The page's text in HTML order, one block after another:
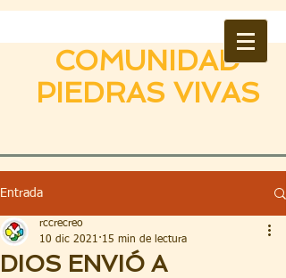
COMUNIDAD
PIEDRAS VIVAS
Entrada
DIOS ENVIÓ A
rccrecreo
10 dic 2021 15 min de lectura